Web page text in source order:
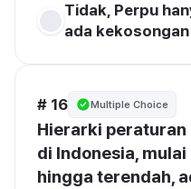
Tidak, Perpu
ada
# 16 Multiple Choice
Hierarki
di Indonesia,
hingga terendah,